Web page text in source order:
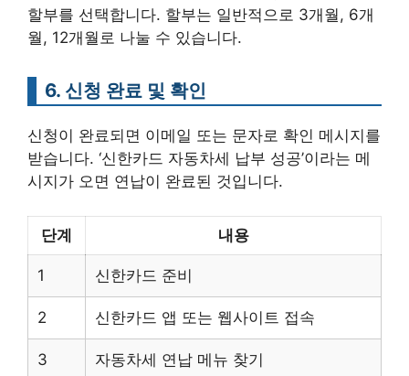
할부를 선택합니다. 할부는 일반적으로 3개월, 6개
월, 12개월로 나눌 수 있습니다.
6. 신청 완료 및 확인
신청이 완료되면 이메일 또는 문자로 확인 메시지를
받습니다. ‘신한카드 자동차세 납부 성공’이라는 메
시지가 오면 연납이 완료된 것입니다.
단계 내용
1 신한카드 준비
2 신한카드 앱 또는 웹사이트 접속
3 자동차세 연납 메뉴 찾기